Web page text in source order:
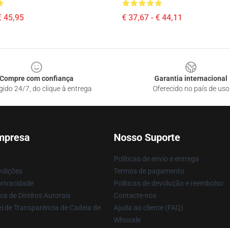
45,95 € 37,67 - € 44,11
Compre com confiança
24/7, do clique à entrega
Garantia internacional
Oferecido no país de uso
de Direitos Autorais
de Transparência de Cadeia de
Nosso Suporte
Políticas de envio e entrega
Termos de pagamento
Políticas de devolução e reembolso
Contacte-nos
Ajuda ao cliente (FAQ)
Whosale